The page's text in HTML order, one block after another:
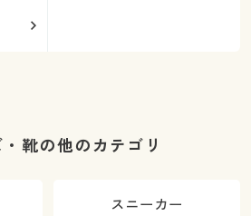
靴の他のカテゴリ
スニーカー